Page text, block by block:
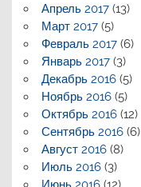
Апрель 2017(13)
Март 2017(5)
Февраль 2017(6)
Январь 2017(3)
Декабрь 2016(5)
Ноябрь 2016(5)
Октябрь 2016(12)
Сентябрь 2016(6)
Август 2016(8)
Июль 2016(3)